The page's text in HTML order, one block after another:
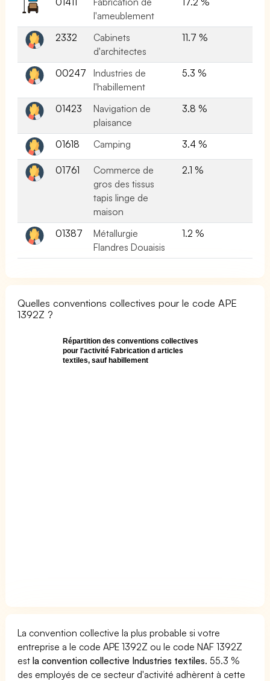
l'ameublement
2332
Cabinets
d'architectes
11.7 %
00247
Industries de
l'habillement
5.3 %
01423
Navigation de
plaisance
3.8 %
01618 Camping 3.4 %
01761
Commerce de
gros des tissus
tapis linge de
maison
2.1 %
01387
Métallurgie
Flandres Douaisis
1.2 %
Quelles conventions collectives pour le code APE
1392Z ?
Répartition des conventions collectives
pour l'activité Fabrication d articles
textiles, sauf habillement
La convention collective la plus probable si votre
entreprise a le code APE 1392Z ou le code NAF 1392Z
estla convention collective Industries textiles. 55.3 %
des employés de ce secteur d'activité adhèrent à cette